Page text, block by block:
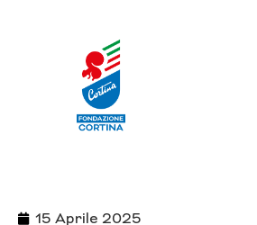
15 Aprile 2025